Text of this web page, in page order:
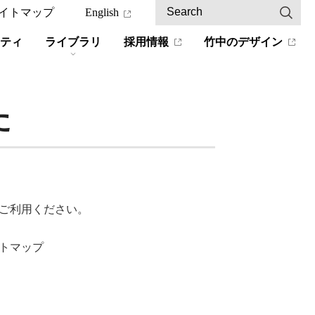
ィ ライブラリ 採用情報 竹中のデザイン
トマップ English
利用ください。
マップ